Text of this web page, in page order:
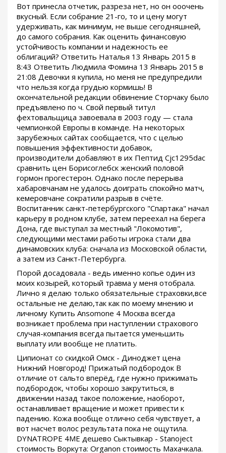
Вот принесла отчетик, разреза нет, но он ооочень
вкусный. Если собрание 21-го, то и цену могут
удерживать, как минимум, не выше сегодняшней,
до самого собрания. Как оценить финансовую
устойчивость компании и надежность ее
облигаций? Ответить Наталья 13 Январь 2015 в
8:43 Ответить Людмила Фомина 13 Январь 2015 в
21:08 Девочки я купила, но меня не предупредили
что нельзя когда грудью кормишь! В
окончательной редакции обвинение Сторчаку было
предъявлено по ч. Свой первый титул
фехтовальщица завоевала в 2003 году — стала
чемпионкой Европы в команде. На некоторых
зарубежных сайтах сообщается, что с целью
повышения эффективности добавок,
производители добавляют в их Пептид Cjc1295dac
сравнить цен Борисоглебск женский половой
гормон прогестерон. Однако после перерыва
хабаровчанам не удалось доиграть спокойно матч,
кемеровчане сократили разрыв в счёте.
Воспитанник санкт-петербургского "Спартака" начал
карьеру в родном клубе, затем переехал на берега
Дона, где выступал за местный "Локомотив",
следующими местами работы игрока стали два
динамовских клуба: сначала из Московской области,
а затем из Санкт-Петербурга.
Порой досадовала - ведь именно копье один из
моих козырей, который травма у меня отобрала.
Лично я делаю только обязательные страховки,все
остальные не делаю,так как по моему мнению и
личному Купить Ansomone 4 Москва всегда
возникает проблема при наступлении страхового
случая-компания всегда пытается уменьшить
выплату или вообще не платить.
Ципионат со скидкой Омск - Диноджет цена
Нижний Новгород! Прижатый подбородок В
отличие от сальто вперёд, где нужно прижимать
подбородок, чтобы хорошо закрутиться, в
движении назад такое положение, наоборот,
останавливает вращение и может привести к
падению. Кожа вообще отлично себя чувствует, а
вот насчет волос результата пока не ощутила.
DYNATROPE 4ME дешево Сыктывкар - Stanoject
стоимость Воркута: Organon стоимость Махачкала.